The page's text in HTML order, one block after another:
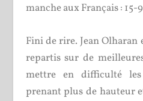
manche aux Français : 15-
Fini de rire. Jean
repartis sur de
mettre en difficulté
prenant plus de hauteur